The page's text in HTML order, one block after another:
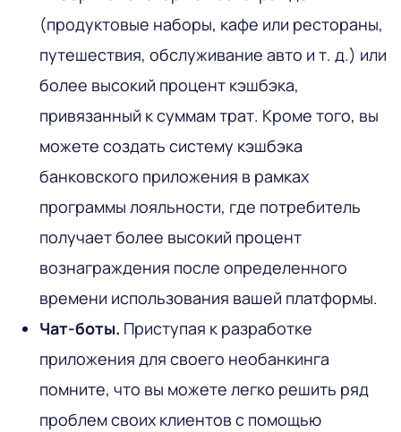
(продуктовые наборы, кафе или рестораны,
путешествия, обслуживание авто и т. д.) или
более высокий процент кэшбэка,
привязанный к суммам трат. Кроме того, вы
можете создать систему кэшбэка
банковского приложения в рамках
программы лояльности, где потребитель
получает более высокий процент
вознаграждения после определенного
времени использования вашей платформы.
Чат-боты. Приступая к разработке
приложения для своего необанкинга
помните, что вы можете легко решить ряд
проблем своих клиентов с помощью